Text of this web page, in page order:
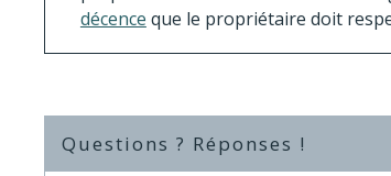
décence que le propriétaire doit
Questions ? Réponses !